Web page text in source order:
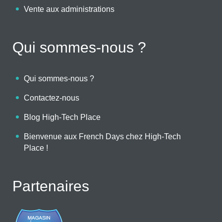
Vente aux administrations
Qui sommes-nous ?
Qui sommes-nous ?
Contactez-nous
Blog High-Tech Place
Bienvenue aux French Days chez High-Tech
Place !
Partenaires